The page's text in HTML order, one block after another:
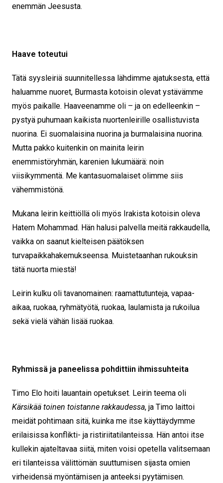
enemmän Jeesusta.
Haave toteutui
Tätä syysleiriä suunnitellessa lähdimme ajatuksesta, että
haluamme nuoret, Burmasta kotoisin olevat ystävämme
myös paikalle. Haaveenamme oli – ja on edelleenkin –
pystyä puhumaan kaikista nuortenleirille osallistuvista
nuorina. Ei suomalaisina nuorina ja burmalaisina nuorina.
Mutta pakko kuitenkin on mainita leirin
enemmistöryhmän, karenien lukumäärä: noin
viisikymmentä. Me kantasuomalaiset olimme siis
vähemmistönä.
Mukana leirin keittiöllä oli myös Irakista kotoisin oleva
Hatem Mohammad. Hän halusi palvella meitä rakkaudella,
vaikka on saanut kielteisen päätöksen
turvapaikkahakemukseensa. Muistetaanhan rukouksin
tätä nuorta miestä!
Leirin kulku oli tavanomainen: raamattutunteja, vapaa-
aikaa, ruokaa, ryhmätyötä, ruokaa, laulamista ja rukoilua
sekä vielä vähän lisää ruokaa.
Ryhmissä ja paneelissa pohdittiin ihmissuhteita
Timo Elo hoiti lauantain opetukset. Leirin teema oli
Kärsikää toinen toistanne rakkaudessa, ja Timo laittoi
meidät pohtimaan sitä, kuinka me itse käyttäydymme
erilaisissa konflikti- ja ristiriitatilanteissa. Hän antoi itse
kullekin ajateltavaa siitä, miten voisi opetella valitsemaan
eri tilanteissa välittömän suuttumisen sijasta omien
virheidensä myöntämisen ja anteeksi pyytämisen.